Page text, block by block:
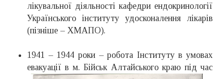
лікувальної діяльності кафедри ендокринології
Українського інституту удосконалення лікарів
(пізніше – ХМАПО).
1941 – 1944 роки – робота Інституту в умовах
евакуації в м. Бійськ Алтайського краю під час